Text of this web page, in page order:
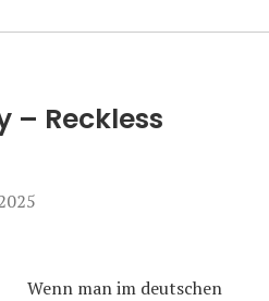
– Reckless
Wenn man im deutschen